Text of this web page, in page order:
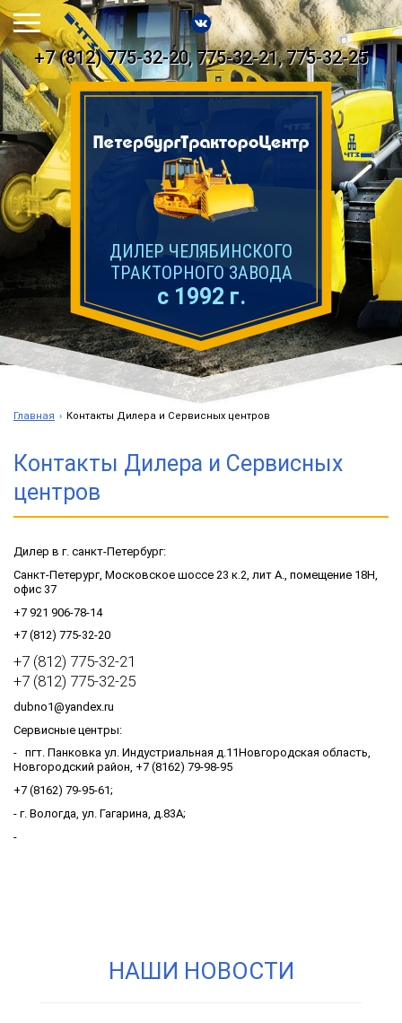
+7 (812) 775-32-20, 775-32-21, 775-32-25
ДИЛЕР ЧЕЛЯБИНСКОГО
ТРАКТОРНОГО ЗАВОДА
с 1992 г.
Главная Контакты Дилера и Сервисных центров
Контакты Дилера и Сервисных
центров
Дилер в г. санкт-Петербург:
Санкт-Петерург, Московское шоссе 23 к.2, лит А., помещение 18Н,
офис 37
+7 921 906-78-14
+7 (812) 775-32-20
+7 (812) 775-32-21
+7 (812) 775-32-25
dubno1@yandex.ru
Сервисные центры:
- пгт. Панковка ул. Индустриальная д.11Новгородская область,
Новгородский район, +7 (8162) 79-98-95
+7 (8162) 79-95-61;
- г. Вологда, ул. Гагарина, д.83А;
-
НАШИ НОВОСТИ